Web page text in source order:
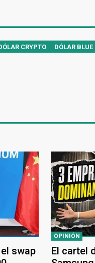
CRYPTO DÓLAR BLUE
swap
OPINIÓN
El cartel